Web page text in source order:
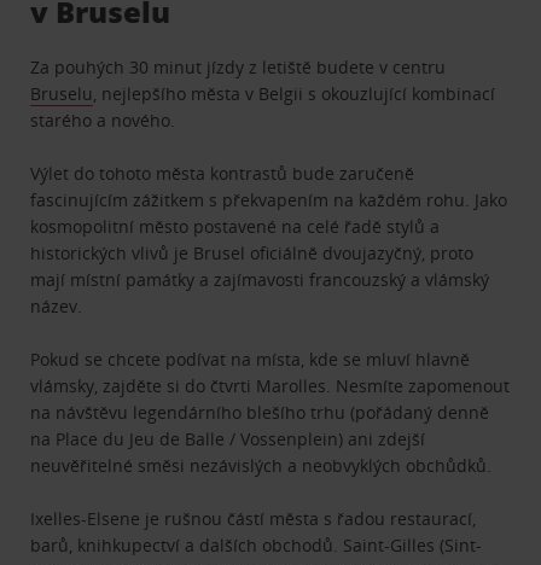
v Bruselu
Za pouhých 30 minut jízdy z letiště budete v centru
Bruselu, nejlepšího města v Belgii s okouzlující kombinací
starého a nového.
Výlet do tohoto města kontrastů bude zaručeně
fascinujícím zážitkem s překvapením na každém rohu. Jako
kosmopolitní město postavené na celé řadě stylů a
historických vlivů je Brusel oficiálně dvoujazyčný, proto
mají místní památky a zajímavosti francouzský a vlámský
název.
Pokud se chcete podívat na místa, kde se mluví hlavně
vlámsky, zajděte si do čtvrti Marolles. Nesmíte zapomenout
na návštěvu legendárního blešího trhu (pořádaný denně
na Place du Jeu de Balle / Vossenplein) ani zdejší
neuvěřitelné směsi nezávislých a neobvyklých obchůdků.
Ixelles-Elsene je rušnou částí města s řadou restaurací,
barů, knihkupectví a dalších obchodů. Saint-Gilles (Sint-